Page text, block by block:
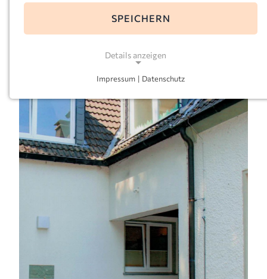
Telefon:
josef-unna@kath-kitas-ruhr-mark.de
SPEICHERN
Details anzeigen
Notwendige Cookies ermöglichen grundlegende
Funktionen und sind für die einwandfreie Funktion
der Website erforderlich.
Einverständnis-Cookie
Dieser Cookie speichert die ausgewählten
Einverständnis-Optionen des Benutzers
Cookie Laufzeit:
Impressum | Datenschutz